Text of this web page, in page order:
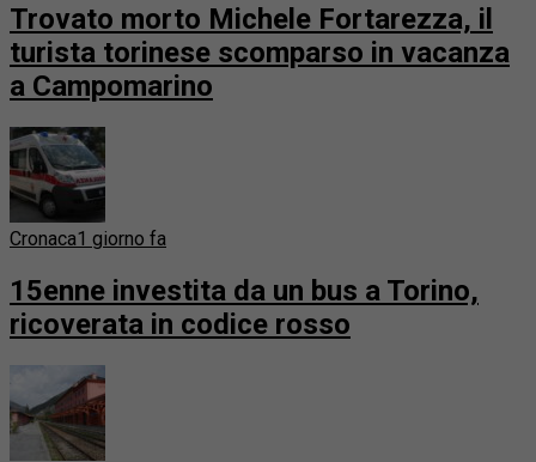
Trovato morto Michele Fortarezza, il
turista torinese scomparso in vacanza
a Campomarino
Cronaca1 giorno fa
15enne investita da un bus a Torino,
ricoverata in codice rosso